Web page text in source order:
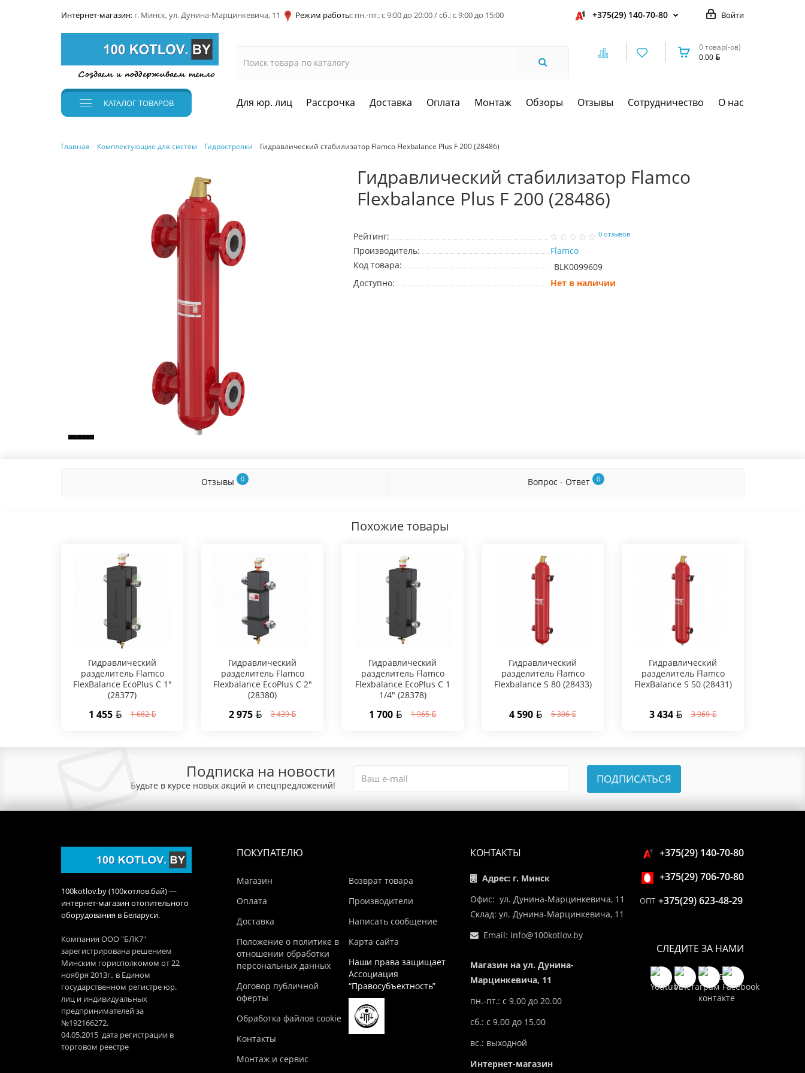
Интернет-магазин: г. Минск, ул. Дунина-Марцинкевича, 11 Режим работы: пн.-пт.: с 9:00 до 20:00 / сб.: с 9:00 до 15:00 Войти
+375(29) 140-70-80
0 товар(-ов)
0.00
КАТАЛОГТОВАРОВ Для юр. лиц Рассрочка Доставка Оплата Монтаж Обзоры Отзывы Сотрудничество О нас
Главная Комплектующие для систем Гидрострелки Гидравлический стабилизатор Flamco Flexbalance Plus F 200 (28486)
Гидравлический стабилизатор Flamco
Flexbalance Plus F 200 (28486)
Рейтинг: 0 отзывов
Производитель:
Flamco
Код товара:
BLK0099609
Доступно:
Нет в наличии
Отзывы 0 Вопрос - Ответ 0
Похожие товары
Гидравлический
разделитель Flamco
FlexBalance EcoPlus C 1"
(28377)
1 455 1 682
Гидравлический
разделитель Flamco
Flexbalance EcoPlus C 2"
(28380)
2 975 3 439
Гидравлический
разделитель Flamco
Flexbalance EcoPlus C 1
1/4" (28378)
1 700 1 965
Гидравлический
разделитель Flamco
Flexbalance S 80 (28433)
4 590 5 306
Гидравлический
разделитель Flamco
FlexBalance S 50 (28431)
3 434 3 969
Подписка на новости
Будьте в курсе новых акций и спецпредложений! ПОДПИСАТЬСЯ
100kotlov.by (100котлов.бай) —
интернет-магазин отопительного
оборудования в Беларуси.
Компания ООО "БЛК7"
зарегистрирована решением
Минским горисполкомом от 22
ноября 2013г., в Едином
государственном регистре юр.
лиц и индивидуальных
предпринимателей за
№192166272.
04.05.2015 дата регистрации в
торговом реестре
ПОКУПАТЕЛЮ
Магазин
Оплата
Доставка
Положение о политике в
отношении обработки
персональных данных
Договор публичной
оферты
Обработка файлов cookie
Контакты
Монтаж и сервис
Возврат товара
Производители
Написать сообщение
Карта сайта
Наши права защищает
Ассоциация
“Правосубъектность”
КОНТАКТЫ
Адрес: г. Минск
Офис: ул. Дунина-Марцинкевича, 11
Склад: ул. Дунина-Марцинкевича, 11
Email: info@100kotlov.by
Магазин на ул. Дунина-
Марцинкевича, 11
пн.-пт.: с 9.00 до 20.00
сб.: с 9.00 до 15.00
вс.: выходной
Интернет-магазин
+375(29) 140-70-80
+375(29) 706-70-80
ОПТ +375(29) 623-48-29
СЛЕДИТЕ ЗА НАМИ